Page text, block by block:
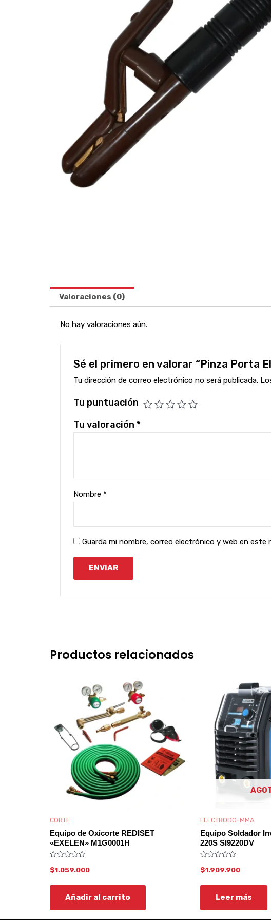
Valoraciones (0)
No hay valoraciones aún.
Sé el primero en valorar “Pinza Porta
Tu dirección de correo electrónico no será publicada.
Tu puntuación
Tu valoración *
Nombre *
Guarda mi nombre, correo electrónico y web en
Productos relacionados
CORTE
Equipo de Oxicorte REDISET
«EXELEN» M1G0001H
con
$1.059.000
Añadir al carrito
ELECTRODO-MMA
Equipo Soldador
220S SI9220DV
con
$1.909.900
Leer más